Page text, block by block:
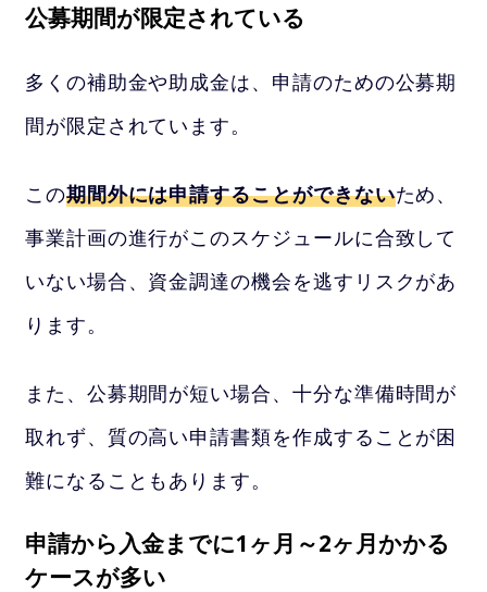
公募期間が限定されている
多くの補助金や助成金は、申請のための公募期
間が限定されています。
この期間外には申請することができないため、
事業計画の進行がこのスケジュールに合致して
いない場合、資金調達の機会を逃すリスクがあ
ります。
また、公募期間が短い場合、十分な準備時間が
取れず、質の高い申請書類を作成することが困
難になることもあります。
申請から入金までに1ヶ月～2ヶ月かかる
ケースが多い